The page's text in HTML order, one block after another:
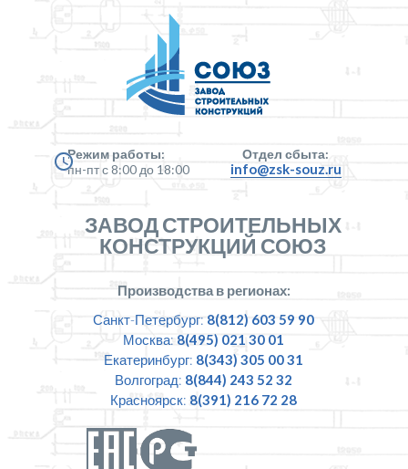
Режим работы:
пн-пт с 8:00 до 18:00
Отдел сбыта:
info@zsk-souz.ru
ЗАВОД СТРОИТЕЛЬНЫХ
КОНСТРУКЦИЙ СОЮЗ
Производства в регионах:
Санкт-Петербург: 8(812) 603 59 90
Москва: 8(495) 021 30 01
Екатеринбург: 8(343) 305 00 31
Волгоград: 8(844) 243 52 32
Красноярск: 8(391) 216 72 28